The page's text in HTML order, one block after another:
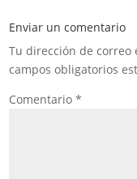
Enviar un comentario
Tu dirección de correo
campos obligatorios
Comentario*